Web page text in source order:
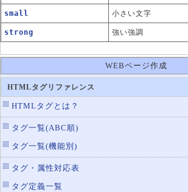
small 小さい文字
strong 強い強調
WEBページ作成
HTMLタグリファレンス
HTMLタグとは？
タグ一覧(ABC順)
タグ一覧(機能別)
タグ・属性対応表
タグ定義一覧